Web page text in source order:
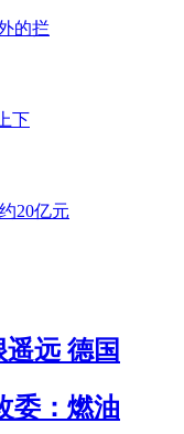
的拦
下
20亿元
远 德国
委：燃油